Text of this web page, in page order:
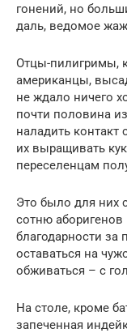
гонений, но
даль, ведомое
Отцы-пилигримы,
американцы,
не ждало ничего
почти половина
наладить контакт
их выращивать
переселенцам
Это было для них
сотню аборигенов
благодарности
оставаться на
обживаться – с
На столе, кроме
запеченная